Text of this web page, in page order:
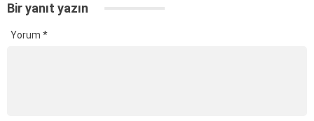
Bir yanıt yazın
Yorum *